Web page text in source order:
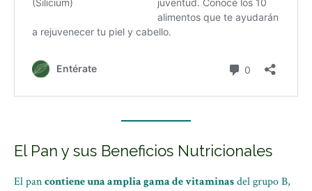
El Pan y sus Beneficios Nutricionales
El pancontiene una amplia gama de vitaminasdel grupo B,